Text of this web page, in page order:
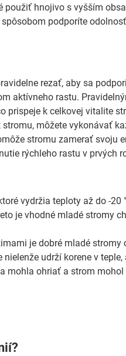
použiť hnojivo s vyšším
podporíte
rezať, aby sa
aktívneho rastu.
prispeje k celkovej vitalite
môžete vykonávať
stromu zamerať svoju
rýchleho rastu v prvých
vydržia teploty až do -
je vhodné mladé stromy
je dobré mladé
udrží korene v
mohla ohriať a strom